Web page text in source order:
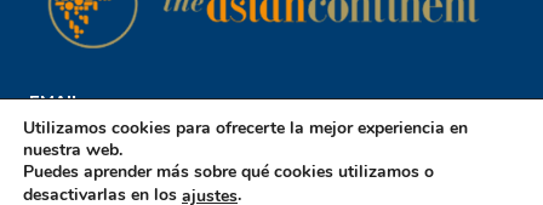
EMAIL
reservations@theasiancontinent.com
Utilizamos cookies para ofrecerte la mejor experiencia en
nuestra web.
Puedes aprender más sobre qué cookies utilizamos o
desactivarlas en los ajustes.